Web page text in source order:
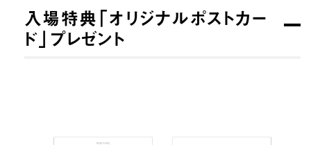
入場特典「オリジナルポストカー
ド」プレゼント